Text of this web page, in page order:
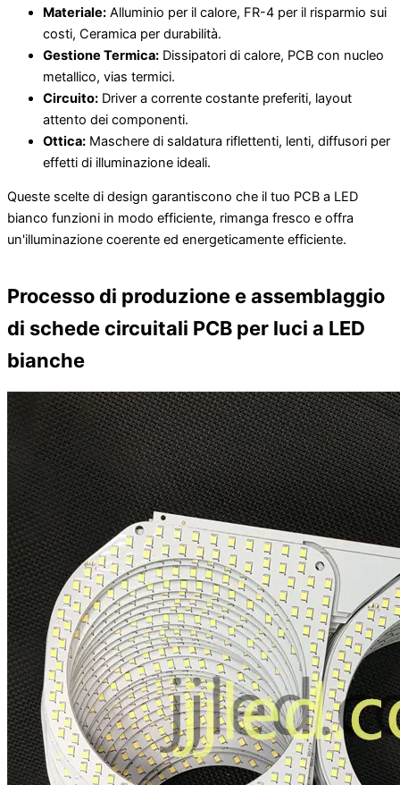
Materiale: Alluminio per il calore, FR-4 per il risparmio sui
costi, Ceramica per durabilità.
Gestione Termica: Dissipatori di calore, PCB con nucleo
metallico, vias termici.
Circuito: Driver a corrente costante preferiti, layout
attento dei componenti.
Ottica: Maschere di saldatura riflettenti, lenti, diffusori per
effetti di illuminazione ideali.
Queste scelte di design garantiscono che il tuo PCB a LED
bianco funzioni in modo efficiente, rimanga fresco e offra
un'illuminazione coerente ed energeticamente efficiente.
Processo di produzione e assemblaggio
di schede circuitali PCB per luci a LED
bianche